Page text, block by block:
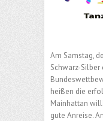
Am Samstag,
Schwarz-Silber
heißen die
Mainhattan
gute Anreise.